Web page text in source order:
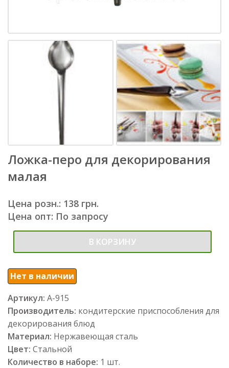
Ложка-перо для декорирования
малая
Цена розн.: 138 грн.
Цена опт: По запросу
В КОРЗИНУ
Нет в наличии
Артикул: А-915
Производитель: кондитерские приспособления для
декорирования блюд
Материал: Нержавеющая сталь
Цвет: Стальной
Количество в наборе: 1 шт.